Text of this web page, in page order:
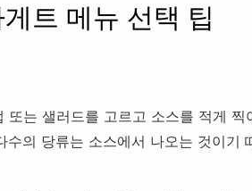
트 메뉴 선택 팁
또는 샐러드를 고르고 소스를 적게 찍
수의 당류는 소스에서 나오는 것이기